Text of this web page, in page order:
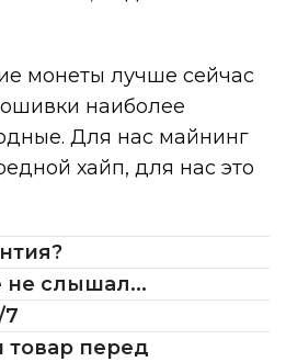
монеты лучше сейчас
наиболее
Для нас майнинг
хайп, для нас это
не слышал...
товар перед